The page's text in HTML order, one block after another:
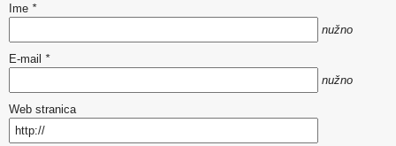
Ime *
nužno
E-mail *
nužno
Web stranica